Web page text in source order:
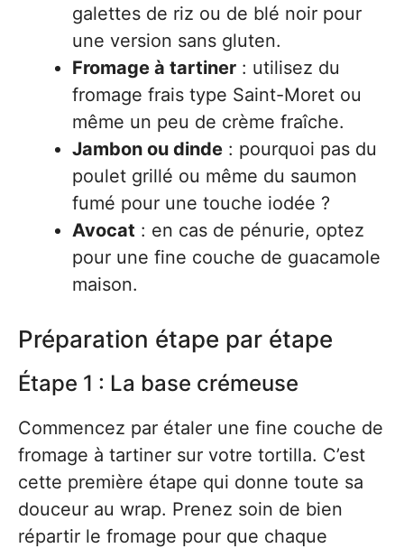
galettes de riz ou de blé noir pour
une version sans gluten.
Fromage à tartiner : utilisez du
fromage frais type Saint-Moret ou
même un peu de crème fraîche.
Jambon ou dinde : pourquoi pas du
poulet grillé ou même du saumon
fumé pour une touche iodée ?
Avocat : en cas de pénurie, optez
pour une fine couche de guacamole
maison.
Préparation étape par étape
Étape 1 : La base crémeuse
Commencez par étaler une fine couche de
fromage à tartiner sur votre tortilla. C’est
cette première étape qui donne toute sa
douceur au wrap. Prenez soin de bien
répartir le fromage pour que chaque